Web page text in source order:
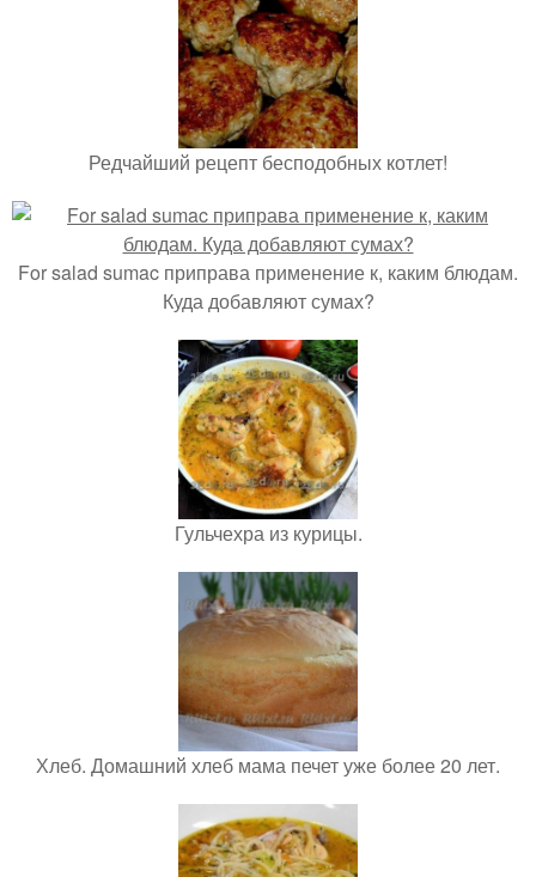
Редчайший рецепт бесподобных котлет!
For salad sumac приправа применение к, каким блюдам.
Куда добавляют сумах?
Гульчехра из курицы.
Хлеб. Домашний хлеб мама печет уже более 20 лет.